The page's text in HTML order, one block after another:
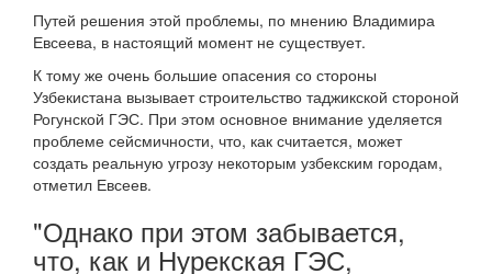
Путей решения этой проблемы, по мнению Владимира
Евсеева, в настоящий момент не существует.
К тому же очень большие опасения со стороны
Узбекистана вызывает строительство таджикской стороной
Рогунской ГЭС. При этом основное внимание уделяется
проблеме сейсмичности, что, как считается, может
создать реальную угрозу некоторым узбекским городам,
отметил Евсеев.
"Однако при этом забывается,
что, как и Нурекская ГЭС,